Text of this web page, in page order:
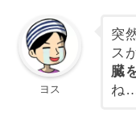
ヨス
突
ス
臓
ね